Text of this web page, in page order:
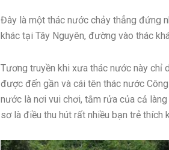
Đây là một thác nước chảy thẳng đứng
khác tại Tây Nguyên, đường vào thác
Tương truyền khi xưa thác nước này chỉ
được đến gần và cái tên thác nước
nước là nơi vui chơi, tắm rửa của cả
sơ là điều thu hút rất nhiều bạn trẻ thích